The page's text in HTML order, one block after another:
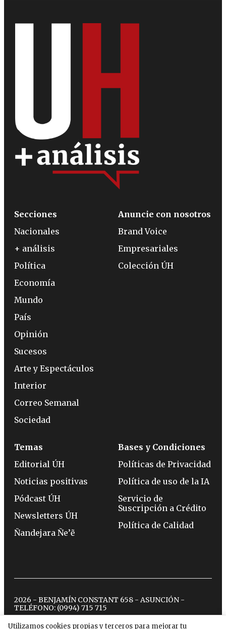
Utilizamos cookies propias y terceros para mejorar tu
Secciones
Nacionales
+ análisis
Política
Economía
Mundo
País
Opinión
Sucesos
Arte y Espectáculos
Interior
Correo Semanal
Sociedad
Anuncie con nosotros
Brand Voice
Empresariales
Colección ÚH
Temas
Editorial ÚH
Noticias positivas
Pódcast ÚH
Newsletters ÚH
Ñandejara Ñe’ẽ
Bases y Condiciones
Políticas de Privacidad
Política de uso de la IA
Servicio de
Suscripción a Crédito
Política de Calidad
2026 - BENJAMÍN CONSTANT 658 - ASUNCIÓN -
TELÉFONO: (0994) 715 715